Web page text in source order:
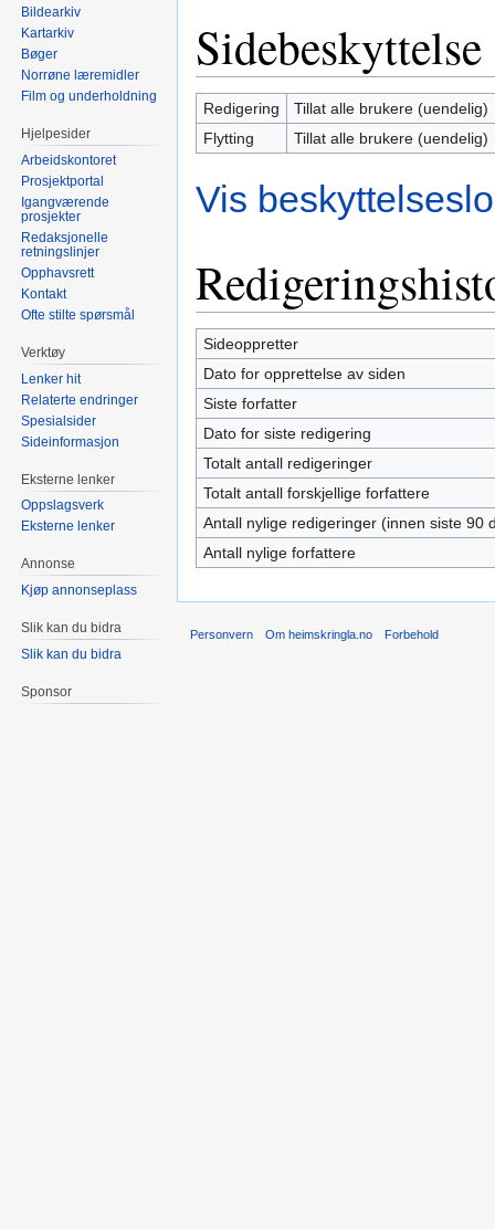
Sidebeskyttelse
Redigering
Tillat alle brukere (uendelig)
Flytting
Tillat alle brukere (uendelig)
Vis
Sideoppretter
Dato for opprettelse av siden
Siste forfatter
Dato for siste redigering
Totalt antall redigeringer
Totalt antall forskjellige forfattere
Antall nylige redigeringer (innen siste 90
Antall nylige forfattere
Bildearkiv
Kartarkiv
Bøger
Norrøne læremidler
Film og underholdning
Hjelpesider
Arbeidskontoret
Prosjektportal
Igangværende
prosjekter
Redaksjonelle
retningslinjer
Opphavsrett
Kontakt
Ofte stilte spørsmål
Verktøy
Lenker hit
Relaterte endringer
Spesialsider
Sideinformasjon
Eksterne lenker
Oppslagsverk
Eksterne lenker
Annonse
Kjøp annonseplass
Slik kan du bidra
Slik kan du bidra
Sponsor
Personvern Om heimskringla.no Forbehold